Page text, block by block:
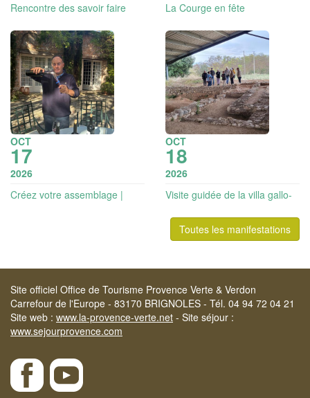
Rencontre des savoir faire
La Courge en fête
OCT
17
2026
Créez votre assemblage |
OCT
18
2026
Visite guidée de la villa gallo-
dégustation | Vignobles en
Scène
Toutes les manifestations
Site officiel Office de Tourisme Provence Verte & Verdon
Carrefour de l'Europe - 83170 BRIGNOLES - Tél. 04 94 72 04 21
Site web : www.la-provence-verte.net - Site séjour :
www.sejourprovence.com